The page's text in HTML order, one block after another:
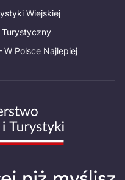
Wiejskiej
Turystyczny
W Polsce Najlepiej